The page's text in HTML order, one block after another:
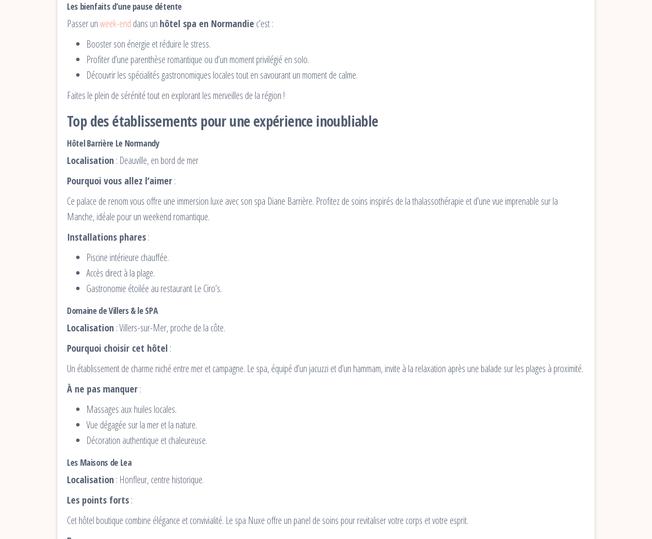
Les bienfaits d’une pause détente
Passer unweek-end dans un hôtel spa en Normandie c’est :
Booster son énergie et réduire le stress.
Profiter d’une parenthèse romantique ou d’un moment privilégié en solo.
Découvrir les spécialités gastronomiques locales tout en savourant un moment de calme.
Faites le plein de sérénité tout en explorant les merveilles de la région !
Top des établissements pour une expérience inoubliable
Hôtel Barrière Le Normandy
Localisation : Deauville, en bord de mer
Pourquoi vous allez l’aimer:
Ce palace de renom vous offre une immersion luxe avec son spa Diane Barrière. Profitez de soins inspirés de la thalassothérapie et d’une vue imprenable sur la
Manche, idéale pour un weekend romantique.
Installations phares:
Piscine intérieure chauffée.
Accès direct à la plage.
Gastronomie étoilée au restaurant Le Ciro’s.
Domaine de Villers & le SPA
Localisation : Villers-sur-Mer, proche de la côte.
Pourquoi choisir cet hôtel :
Un établissement de charme niché entre mer et campagne. Le spa, équipé d’un jacuzzi et d’un hammam, invite à la relaxation après une balade sur les plages à proximité.
À ne pas manquer:
Massages aux huiles locales.
Vue dégagée sur la mer et la nature.
Décoration authentique et chaleureuse.
Les Maisons de Lea
Localisation : Honfleur, centre historique.
Les points forts:
Cet hôtel boutique combine élégance et convivialité. Le spa Nuxe offre un panel de soins pour revitaliser votre corps et votre esprit.